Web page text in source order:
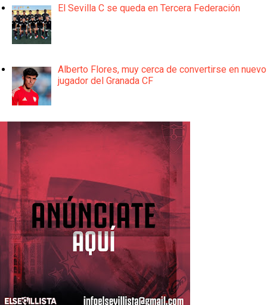
El Sevilla C se queda en Tercera Federación
Alberto Flores, muy cerca de convertirse en nuevo
jugador del Granada CF